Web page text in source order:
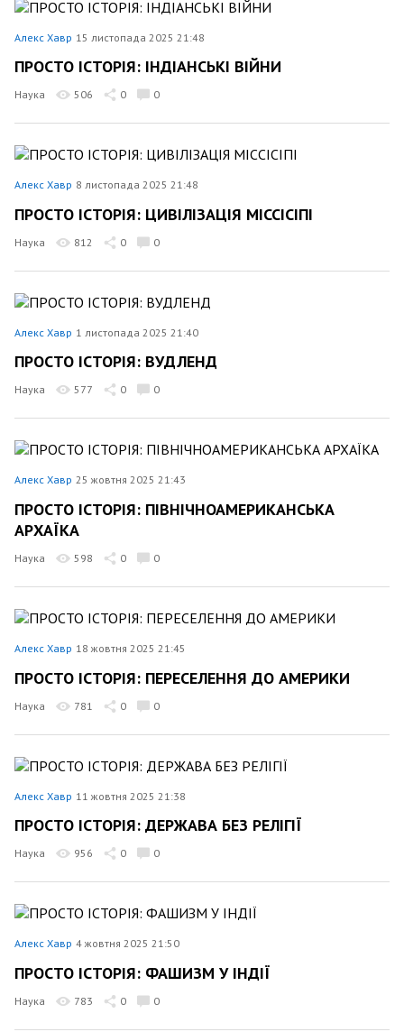
Алекс Хавр 15 листопада 2025 21:48
ПРОСТО ІСТОРІЯ: ІНДІАНСЬКІ ВІЙНИ
Наука 506 0 0
Алекс Хавр 8 листопада 2025 21:48
ПРОСТО ІСТОРІЯ: ЦИВІЛІЗАЦІЯ МІССІСІПІ
Наука 812 0 0
Алекс Хавр 1 листопада 2025 21:40
ПРОСТО ІСТОРІЯ: ВУДЛЕНД
Наука 577 0 0
Алекс Хавр 25 жовтня 2025 21:43
ПРОСТО ІСТОРІЯ: ПІВНІЧНОАМЕРИКАНСЬКА
АРХАЇКА
Наука 598 0 0
Алекс Хавр 18 жовтня 2025 21:45
ПРОСТО ІСТОРІЯ: ПЕРЕСЕЛЕННЯ ДО АМЕРИКИ
Наука 781 0 0
Алекс Хавр 11 жовтня 2025 21:38
ПРОСТО ІСТОРІЯ: ДЕРЖАВА БЕЗ РЕЛІГІЇ
Наука 956 0 0
Алекс Хавр 4 жовтня 2025 21:50
ПРОСТО ІСТОРІЯ: ФАШИЗМ У ІНДІЇ
Наука 783 0 0